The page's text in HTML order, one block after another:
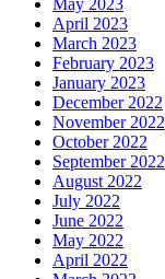
April 2023
March 2023
February 2023
January 2023
December 2022
November 2022
October 2022
September 2022
August 2022
July 2022
June 2022
May 2022
April 2022